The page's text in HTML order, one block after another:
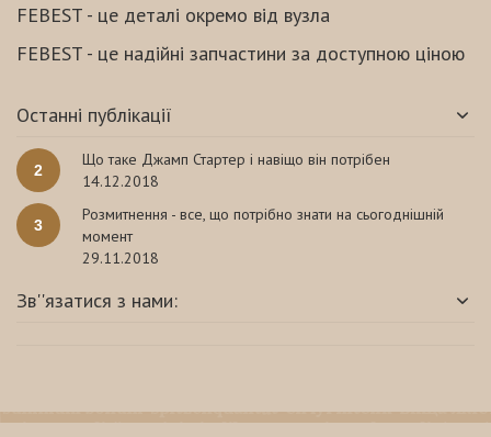
FEBEST - це деталі окремо від вузла
FEBEST - це надійні запчастини за доступною ціною
Останні публікації
2
Що таке Джамп Стартер і навіщо він потрібен
14.12.2018
3
Розмитнення - все, що потрібно знати на сьогоднішній
момент
29.11.2018
Зв''язатися з нами: